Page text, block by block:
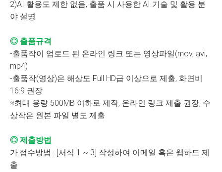
2)AI 활용도 제한 없음, 출품 시 사용한 AI 기술 및 활용 분
야 설명
◎ 출품규격
-출품작이 업로드 된 온라인 링크 또는 영상파일(mov, avi,
mp4)
-출품작(영상)은 해상도 Full HD급 이상으로 제출, 화면비
16:9 권장
※최대 용량 500MB 이하로 제작, 온라인 링크 제출 권장, 수
상작은 원본 파일 별도 제출
◎ 제출방법
가.접수방법 : [서식 1 ~ 3] 작성하여 이메일 혹은 웹하드 제
출